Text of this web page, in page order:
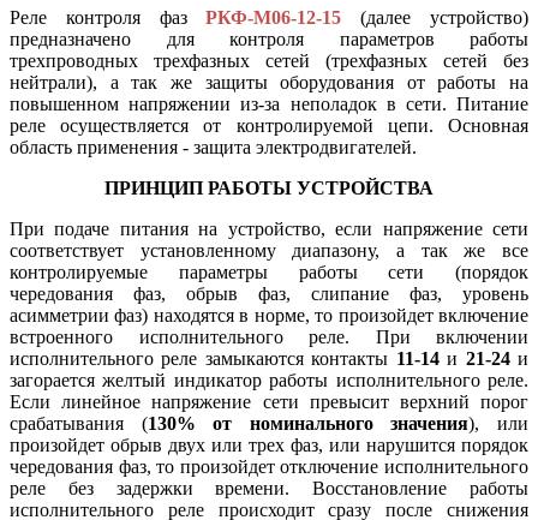
Реле контроля фазРКФ-М06-12-15 (далее устройство)
предназначено для контроля параметров работы
трехпроводных трехфазных сетей (трехфазных сетей без
нейтрали), а так же защиты оборудования от работы на
повышенном напряжении из-за неполадок в сети. Питание
реле осуществляется от контролируемой цепи. Основная
область применения - защита электродвигателей.
ПРИНЦИП РАБОТЫ УСТРОЙСТВА
При подаче питания на устройство, если напряжение сети
соответствует установленному диапазону, а так же все
контролируемые параметры работы сети (порядок
чередования фаз, обрыв фаз, слипание фаз, уровень
асимметрии фаз) находятся в норме, то произойдет включение
встроенного исполнительного реле. При включении
исполнительного реле замыкаются контакты 11-14и 21-24и
загорается желтый индикатор работы исполнительного реле.
Если линейное напряжение сети превысит верхний порог
срабатывания (130% от номинального значения), или
произойдет обрыв двух или трех фаз, или нарушится порядок
чередования фаз, то произойдет отключение исполнительного
реле без задержки времени. Восстановление работы
исполнительного реле происходит сразу после снижения